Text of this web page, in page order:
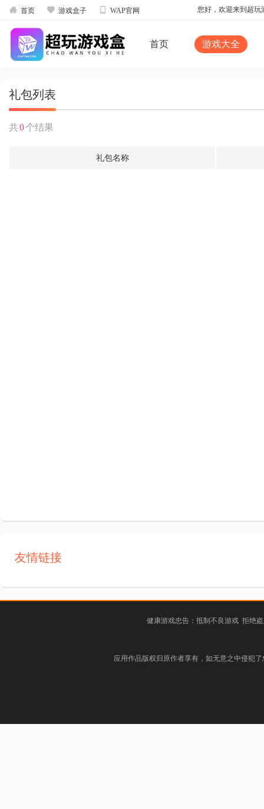
 首页  游戏盒子  WAP官网 您好，欢迎来到超玩
首页 游戏大全
礼包列表
共0个结果
礼包名称
友情链接
健康游戏忠告：抵制不良游戏 拒绝
应用作品版权归原作者享有，如无意之中侵犯